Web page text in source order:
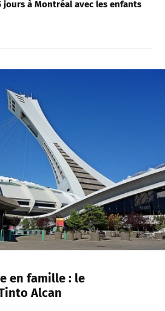
jours à Montréal avec les enfants
en famille : le
Alcan